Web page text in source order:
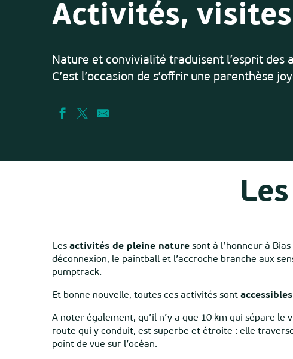
Activités,
Nature et convivialité traduisent l’esprit des
C’est l’occasion de s’offrir une parenthèse
Les activités de pleine nature sont à l’honneur à
déconnexion, le paintball et l’accroche branche aux
pumptrack.
Et bonne nouvelle, toutes ces activités sont
A noter également, qu’il n’y a que 10 km qui sépare le
route qui y conduit, est superbe et étroite : elle
point de vue sur l’océan.